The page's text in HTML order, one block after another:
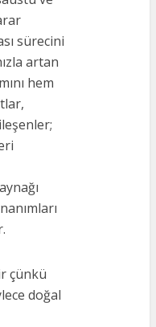
sürecini
artan
hem
çünkü
doğal